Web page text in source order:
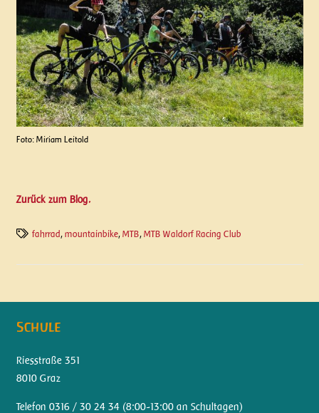
Foto: Miriam Leitold
Zurück zum Blog.
fahrrad, mountainbike, MTB, MTB Waldorf Racing Club
Schule
Riesstraße 351
8010 Graz
Telefon 0316 / 30 24 34 (8:00-13:00 an Schultagen)